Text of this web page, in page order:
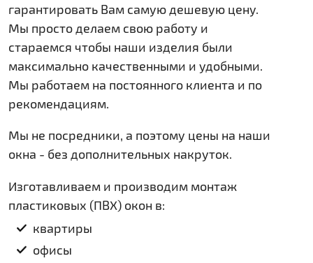
гарантировать Вам самую дешевую цену.
Мы просто делаем свою работу и
стараемся чтобы наши изделия были
максимально качественными и удобными.
Мы работаем на постоянного клиента и по
рекомендациям.
Мы не посредники, а поэтому цены на наши
окна - без дополнительных накруток.
Изготавливаем и производим монтаж
пластиковых (ПВХ) окон в:
квартиры
офисы